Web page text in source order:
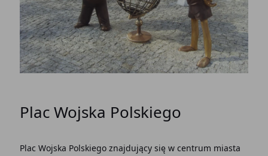
Plac Wojska Polskiego
Plac Wojska Polskiego znajdujący się w centrum miasta